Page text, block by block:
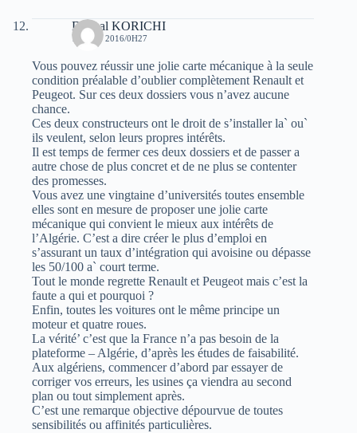
Djamal KORICHI
10 JUIN 2016/0H27
Vous pouvez réussir une jolie carte mécanique à la seule
condition préalable d’oublier complètement Renault et
Peugeot. Sur ces deux dossiers vous n’avez aucune
chance.
Ces deux constructeurs ont le droit de s’installer la` ou`
ils veulent, selon leurs propres intérêts.
Il est temps de fermer ces deux dossiers et de passer a
autre chose de plus concret et de ne plus se contenter
des promesses.
Vous avez une vingtaine d’universités toutes ensemble
elles sont en mesure de proposer une jolie carte
mécanique qui convient le mieux aux intérêts de
l’Algérie. C’est a dire créer le plus d’emploi en
s’assurant un taux d’intégration qui avoisine ou dépasse
les 50/100 a` court terme.
Tout le monde regrette Renault et Peugeot mais c’est la
faute a qui et pourquoi ?
Enfin, toutes les voitures ont le même principe un
moteur et quatre roues.
La vérité’ c’est que la France n’a pas besoin de la
plateforme – Algérie, d’après les études de faisabilité.
Aux algériens, commencer d’abord par essayer de
corriger vos erreurs, les usines ça viendra au second
plan ou tout simplement après.
C’est une remarque objective dépourvue de toutes
sensibilités ou affinités particulières.